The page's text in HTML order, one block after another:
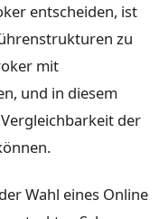
entscheiden, ist
zu
mit
und in diesem
der
Wahl eines Online